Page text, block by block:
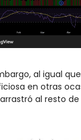
al igual
en otras
arrastró al resto